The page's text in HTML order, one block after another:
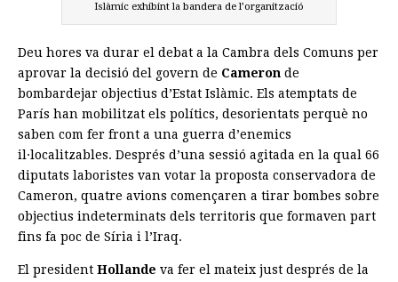
Islàmic exhibint la bandera de l’organització
Deu hores va durar el debat a la Cambra dels Comuns per
aprovar la decisió del govern de Cameron de
bombardejar objectius d’Estat Islàmic. Els atemptats de
París han mobilitzat els polítics, desorientats perquè no
saben com fer front a una guerra d’enemics
il·localitzables. Després d’una sessió agitada en la qual 66
diputats laboristes van votar la proposta conservadora de
Cameron, quatre avions començaren a tirar bombes sobre
objectius indeterminats dels territoris que formaven part
fins fa poc de Síria i l’Iraq.
El president Hollande va fer el mateix just després de la